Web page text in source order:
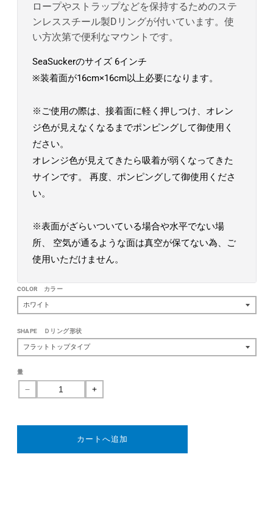
ロープやストラップなどを保持するためのステ
ンレススチール製Dリングが付いています。使
い方次第で便利なマウントです。
SeaSuckerのサイズ 6インチ
※装着面が16cm×16cm以上必要になります。
※ご使用の際は、接着面に軽く押しつけ、オレン
ジ色が見えなくなるまでポンピングして御使用く
ださい。
オレンジ色が見えてきたら吸着が弱くなってきた
サインです。 再度、ポンピングして御使用くださ
い。
※表面がざらいついている場合や水平でない場
所、 空気が通るような面は真空が保てない為、ご
使用いただけません。
COLOR カラー
SHAPE Ｄリング形状
量
6
ン
ス
6
ン
チ
ス
カートへ追加